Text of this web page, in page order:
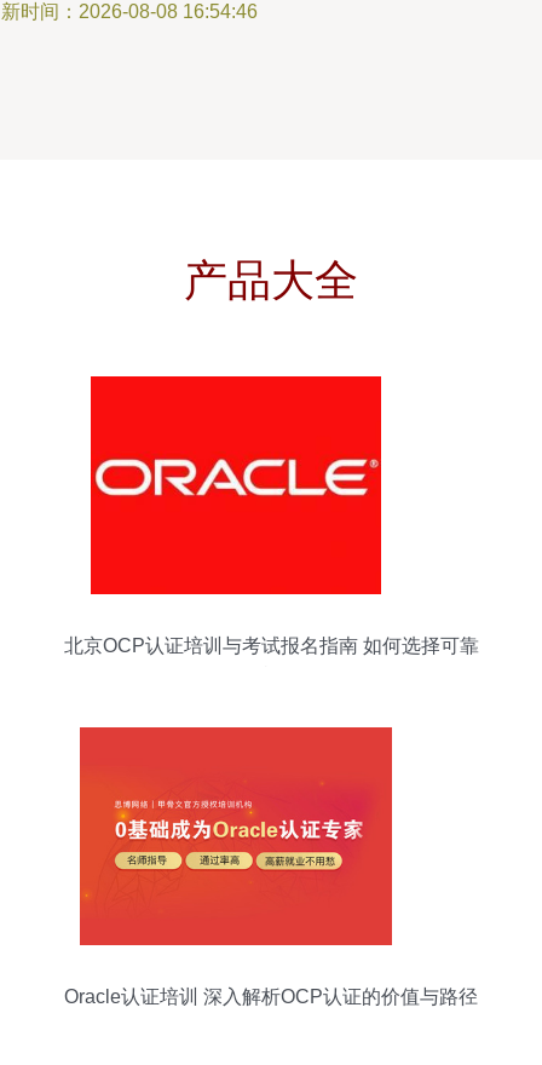
时间：2026-08-08 16:54:46
产品大全
北京OCP认证培训与考试报名指南 如何选择可靠
Oracle认证培训 深入解析OCP认证的价值与路径